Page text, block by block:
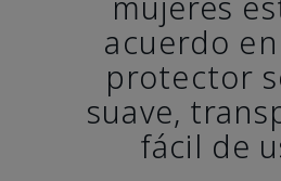
acuerdo
protector
suave,
fácil de